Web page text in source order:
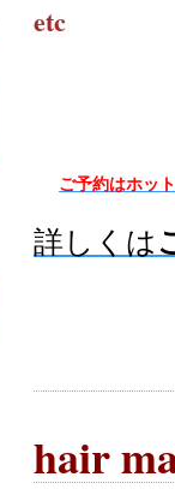
etc
ご予約はホッ
詳しくは
hair